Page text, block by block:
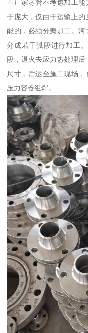
兰厂家尽管不考虑加工
于庞大，仅由于运输上
能的，必须分瓣加工。
分成若干弧段进行加工
段，退火去应力热处理
尺寸，后运至施工现场
压力容器组焊。